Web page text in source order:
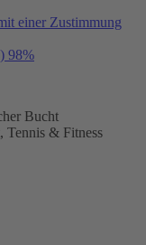
einer Zustimmung
98%
Bucht
Tennis & Fitness